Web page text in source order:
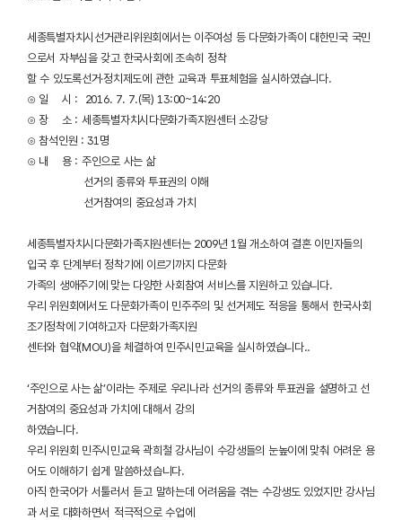
세종특별자치시선거관리위원회에서는 이주여성 등 다문화가족이 대한민국 국민
으로서 자부심을 갖고 한국사회에 조속히 정착
할 수 있도록선거·정치제도에 관한 교육과 투표체험을 실시하였습니다.
⊙ 일 시 : 2016. 7. 7.(목) 13:00~14:20
⊙ 장 소 : 세종특별자치시다문화가족지원센터 소강당
⊙ 참석인원 : 31명
⊙ 내 용 : 주인으로 사는 삶
선거의 종류와 투표권의 이해
선거참여의 중요성과 가치
세종특별자치시다문화가족지원센터는 2009년 1월 개소하여 결혼 이민자들의
입국 후 단계부터 정착기에 이르기까지 다문화
가족의 생애주기에 맞는 다양한 사회참여 서비스를 지원하고 있습니다.
우리 위원회에서도 다문화가족이 민주주의 및 선거제도 적응을 통해서 한국사회
조기정착에 기여하고자 다문화가족지원
센터와 협약(MOU)을 체결하여 민주시민교육을 실시하였습니다..
‘주인으로 사는 삶’이라는 주제로 우리나라 선거의 종류와 투표권을 설명하고 선
거참여의 중요성과 가치에 대해서 강의
하였습니다.
우리 위원회 민주시민교육 곽희철 강사님이 수강생들의 눈높이에 맞춰 어려운 용
어도 이해하기 쉽게 말씀하셨습니다.
아직 한국어가 서툴러서 듣고 말하는데 어려움을 겪는 수강생도 있었지만 강사님
과 서로 대화하면서 적극적으로 수업에